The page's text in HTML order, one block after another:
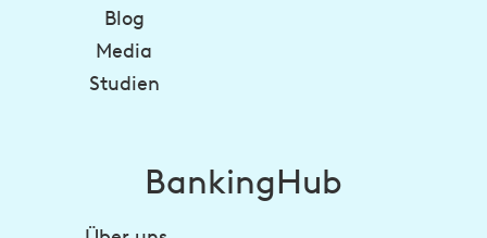
Blog
Media
Studien
BankingHub